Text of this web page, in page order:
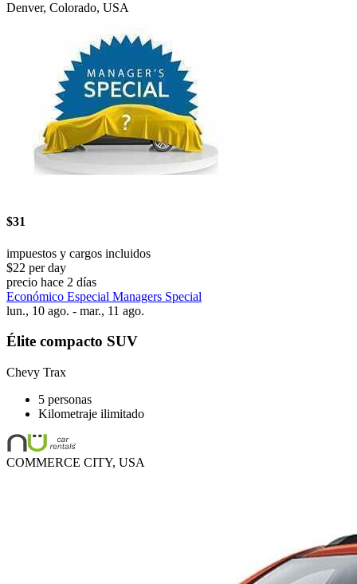
Denver, Colorado, USA
$31
impuestos y cargos incluidos
$22 per day
precio hace 2 días
Económico Especial Managers Special
lun., 10 ago. - mar., 11 ago.
Élite compacto SUV
Chevy Trax
5 personas
Kilometraje ilimitado
COMMERCE CITY, USA